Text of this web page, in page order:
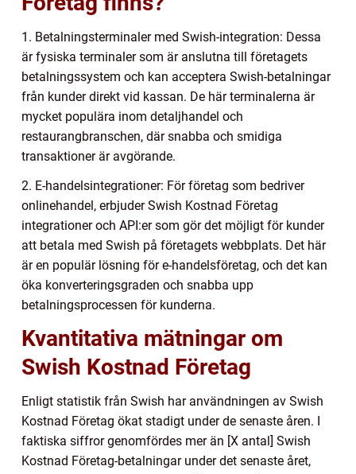
1. Betalningsterminaler med Swish-integration: Dessa
är fysiska terminaler som är anslutna till företagets
betalningssystem och kan acceptera Swish-betalningar
från kunder direkt vid kassan. De här terminalerna är
mycket populära inom detaljhandel och
restaurangbranschen, där snabba och smidiga
transaktioner är avgörande.
2. E-handelsintegrationer: För företag som bedriver
onlinehandel, erbjuder Swish Kostnad Företag
integrationer och API:er som gör det möjligt för kunder
att betala med Swish på företagets webbplats. Det här
är en populär lösning för e-handelsföretag, och det kan
öka konverteringsgraden och snabba upp
betalningsprocessen för kunderna.
Kvantitativa mätningar om
Swish Kostnad Företag
Enligt statistik från Swish har användningen av Swish
Kostnad Företag ökat stadigt under de senaste åren. I
faktiska siffror genomfördes mer än [X antal] Swish
Kostnad Företag-betalningar under det senaste året,